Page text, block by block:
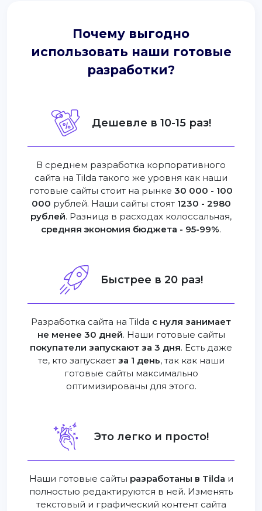
Почему выгодно
использовать наши готовые
разработки?
Дешевле в 10-15 раз!
В среднем разработка корпоративного
сайта на Tilda такого же уровня как наши
готовые сайты стоит на рынке 30 000 - 100
000 рублей. Наши сайты стоят 1230 - 2980
рублей. Разница в расходах колоссальная,
средняя экономия бюджета - 95-99%.
Быстрее в 20 раз!
Разработка сайта на Tilda с нуля занимает
не менее 30 дней. Наши готовые сайты
покупатели запускают за 3 дня. Есть даже
те, кто запускает за 1 день, так как наши
готовые сайты максимально
оптимизированы для этого.
Это легко и просто!
Наши готовые сайты разработаны в Tilda и
полностью редактируются в ней. Изменять
текстовый и графический контент сайта